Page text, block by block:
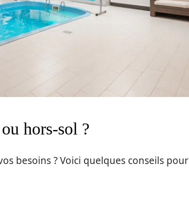
hors-sol ?
besoins ? Voici quelques conseils pour